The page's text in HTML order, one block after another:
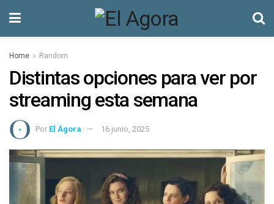
Home Random
Distintas opciones para ver por
streaming esta semana
Por El Ágora 16 junio, 2025